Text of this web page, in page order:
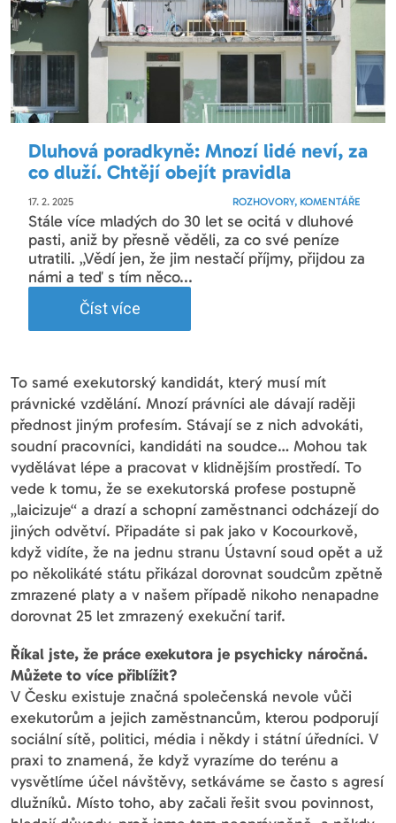
Dluhová poradkyně: Mnozí lidé neví, za
co dluží. Chtějí obejít pravidla
17. 2. 2025 ROZHOVORY, KOMENTÁŘE
Stále více mladých do 30 let se ocitá v dluhové
pasti, aniž by přesně věděli, za co své peníze
utratili. „Vědí jen, že jim nestačí příjmy, přijdou za
námi a teď s tím něco...
Číst více
To samé exekutorský kandidát, který musí mít
právnické vzdělání. Mnozí právníci ale dávají raději
přednost jiným profesím. Stávají se z nich advokáti,
soudní pracovníci, kandidáti na soudce… Mohou tak
vydělávat lépe a pracovat v klidnějším prostředí. To
vede k tomu, že se exekutorská profese postupně
„laicizuje“ a drazí a schopní zaměstnanci odcházejí do
jiných odvětví. Připadáte si pak jako v Kocourkově,
když vidíte, že na jednu stranu Ústavní soud opět a už
po několikáté státu přikázal dorovnat soudcům zpětně
zmrazené platy a v našem případě nikoho nenapadne
dorovnat 25 let zmrazený exekuční tarif.
Říkal jste, že práce exekutora je psychicky náročná.
Můžete to více přiblížit?
V Česku existuje značná společenská nevole vůči
exekutorům a jejich zaměstnancům, kterou podporují
sociální sítě, politici, média i někdy i státní úředníci. V
praxi to znamená, že když vyrazíme do terénu a
vysvětlíme účel návštěvy, setkáváme se často s agresí
dlužníků. Místo toho, aby začali řešit svou povinnost,